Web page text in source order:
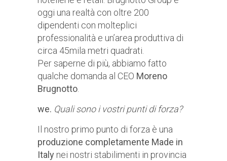
oggi una realtà con oltre 200
dipendenti con molteplici
professionalità e un’area produttiva di
circa 45mila metri quadrati.
Per saperne di più, abbiamo fatto
qualche domanda al CEO Moreno
Brugnotto.
we. Quali sono i vostri punti di forza?
Il nostro primo punto di forza è una
produzione completamente Made in
Italy nei nostri stabilimenti in provincia